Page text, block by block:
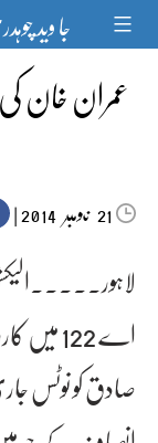
content جا وید
عمران خان
21‬‮نومبر‬‮ |
اے 122
صادق کو نوٹس